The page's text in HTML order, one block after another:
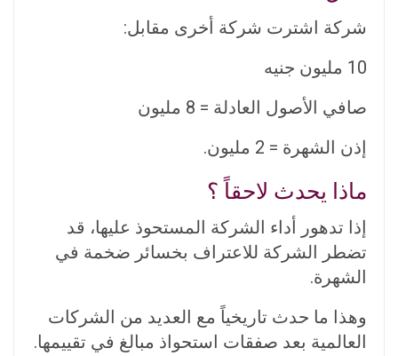
شركة اشترت شركة أخرى مقابل:
10 مليون جنيه
صافي الأصول العادلة = 8 مليون
إذن الشهرة = 2 مليون.
ماذا يحدث لاحقاً ؟
إذا تدهور أداء الشركة المستحوذ عليها، قد
تضطر الشركة للاعتراف بخسائر ضخمة في
الشهرة.
وهذا ما حدث تاريخياً مع العديد من الشركات
العالمية بعد صفقات استحواذ مبالغ في تقييمها.